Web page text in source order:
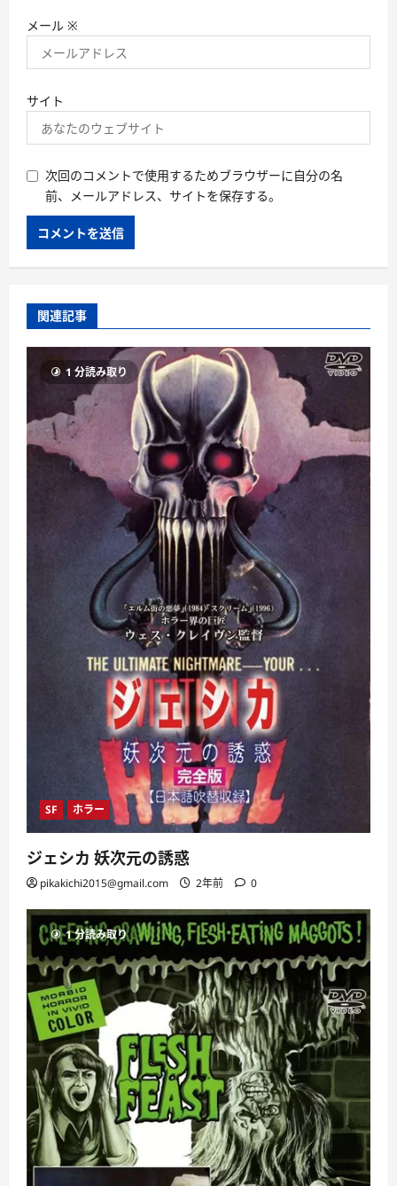
メール ※
サイト
次回のコメントで使用するためブラウザーに自分の名
前、メールアドレス、サイトを保存する。
関連記事
1 分読み取り
SF ホラー
ジェシカ 妖次元の誘惑
pikakichi2015@gmail.com 2年前 0
1 分読み取り